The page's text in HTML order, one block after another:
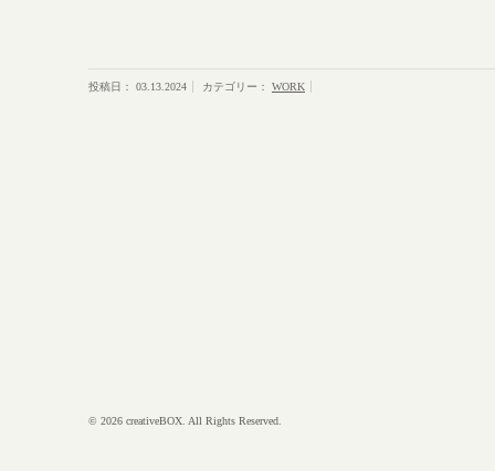
投稿日： 03.13.2024 カテゴリー： WORK
© 2026 creativeBOX. All Rights Reserved.